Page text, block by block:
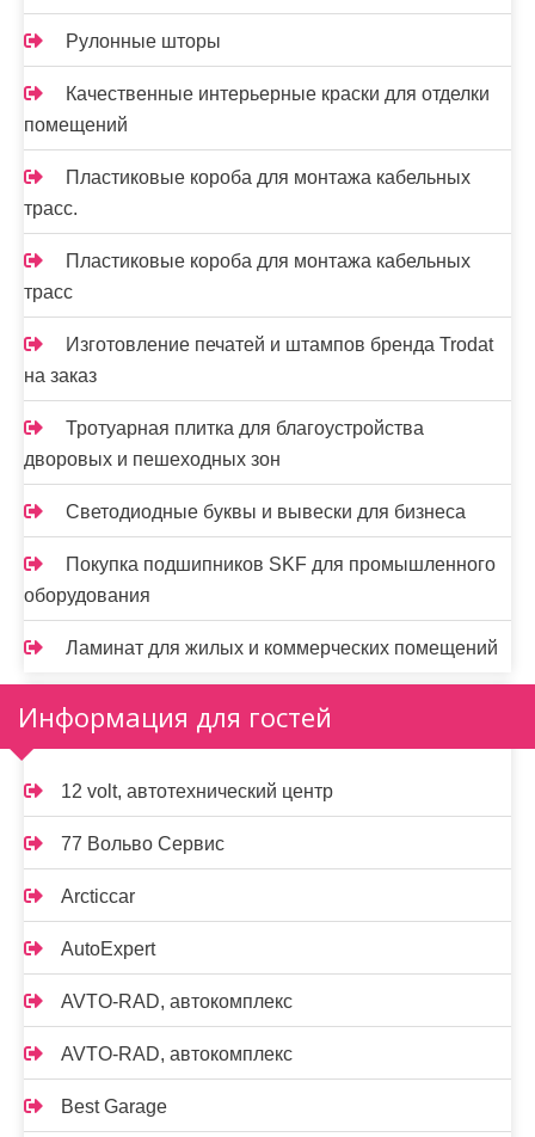
Рулонные шторы
Качественные интерьерные краски для отделки
помещений
Пластиковые короба для монтажа кабельных
трасс.
Пластиковые короба для монтажа кабельных
трасс
Изготовление печатей и штампов бренда Trodat
на заказ
Тротуарная плитка для благоустройства
дворовых и пешеходных зон
Светодиодные буквы и вывески для бизнеса
Покупка подшипников SKF для промышленного
оборудования
Ламинат для жилых и коммерческих помещений
Информация для гостей
12 volt, автотехнический центр
77 Вольво Сервис
Arcticcar
AutoExpert
AVTO-RAD, автокомплекс
AVTO-RAD, автокомплекс
Best Garage